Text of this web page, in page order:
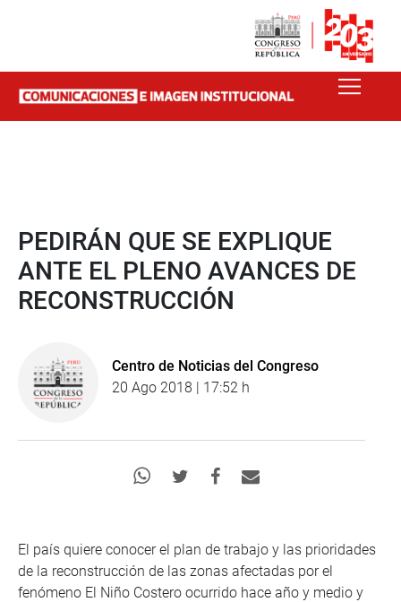
PEDIRÁN QUE SE EXPLIQUE
ANTE EL PLENO AVANCES DE
RECONSTRUCCIÓN
Centro de Noticias del Congreso
20 Ago 2018 | 17:52 h
El país quiere conocer el plan de trabajo y las prioridades
de la reconstrucción de las zonas afectadas por el
fenómeno El Niño Costero ocurrido hace año y medio y